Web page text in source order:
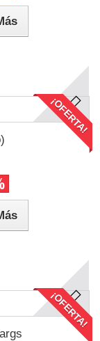
¡OFERTA!
¡OFERTA!